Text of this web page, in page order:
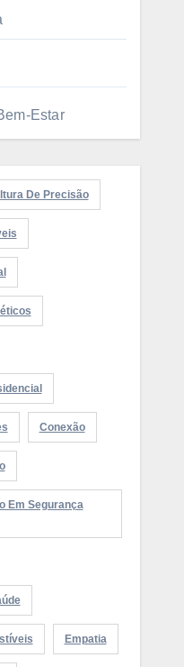
Estar
De Precisão
Conexão
Em Segurança
Empatia